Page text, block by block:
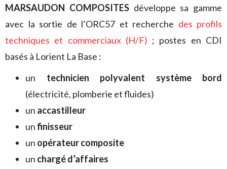
MARSAUDON COMPOSITES développe sa gamme
avec la sortie de l’ORC57 et recherche des profils
techniques et commerciaux (H/F) ; postes en CDI
basés à Lorient La Base :
un technicien polyvalent système bord
(électricité, plomberie et fluides)
un accastilleur
unfinisseur
un opérateur composite
un chargé d’affaires